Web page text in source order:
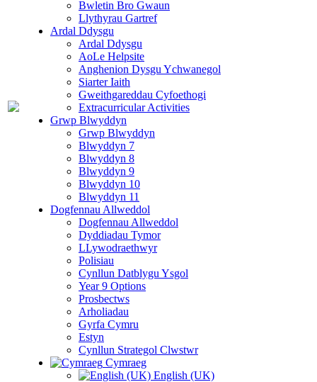
Bwletin Bro Gwaun
Llythyrau Gartref
Ardal Ddysgu
Ardal Ddysgu
AoLe Helpsite
Anghenion Dysgu Ychwanegol
Siarter Iaith
Gweithgareddau Cyfoethogi
Extracurricular Activities
Grwp Blwyddyn
Grwp Blwyddyn
Blwyddyn 7
Blwyddyn 8
Blwyddyn 9
Blwyddyn 10
Blwyddyn 11
Dogfennau Allweddol
Dogfennau Allweddol
Dyddiadau Tymor
LLywodraethwyr
Polisiau
Cynllun Datblygu Ysgol
Year 9 Options
Prosbectws
Arholiadau
Gyrfa Cymru
Estyn
Cynllun Strategol Clwstwr
Cymraeg
English (UK)